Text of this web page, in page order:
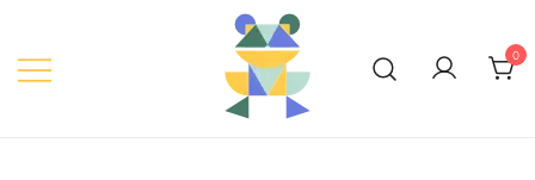
content
0